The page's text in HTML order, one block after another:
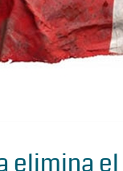
elimina